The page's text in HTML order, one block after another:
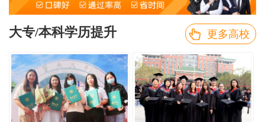
大专/本科学历提升 更多高校